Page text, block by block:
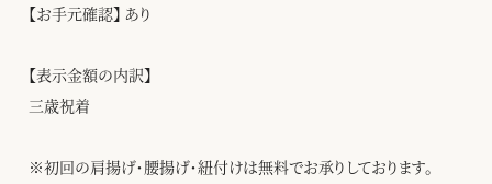
【お手元確認】 あり
【表示金額の内訳】
三歳祝着
※初回の肩揚げ・腰揚げ・紐付けは無料でお承りしております。